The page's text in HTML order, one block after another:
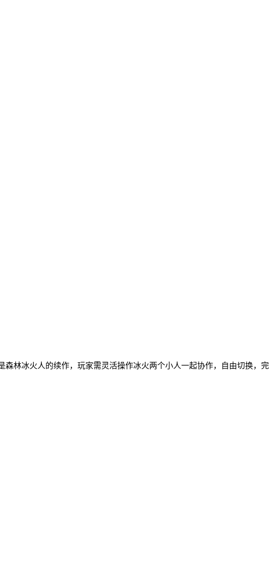
林冰火人的续作，玩家需灵活操作冰火两个小人一起协作，自由切换，完